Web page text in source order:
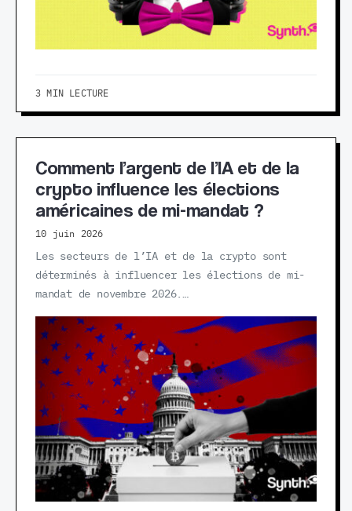
3 MIN LECTURE
Comment l’argent de l’IA et de la
crypto influence les élections
américaines de mi-mandat ?
10 juin 2026
Les secteurs de l’IA et de la crypto sont
déterminés à influencer les élections de mi-
mandat de novembre 2026.…